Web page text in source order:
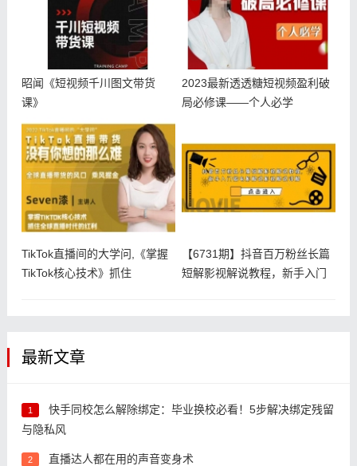
昭闻《短视频千川图文带货
课》
2023最新透透糖短视频盈利破
局必修课——个人必学
TikTok直播间的大学问,《掌握
TikTok核心技术》抓住
【6731期】抖音百万粉丝长篇
短解影视解说教程，新手入门
最新文章
1
快手同校怎么解除绑定：毕业换校必看！5步解决绑定残留
与隐私风
2 直播达人都在用的声音变身术